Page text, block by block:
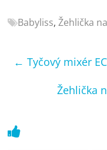
porovnání
Elektro
recenze,
pračky,
telefony,
Babyliss,Žehlička
← Tyčový mixér
Žehlička